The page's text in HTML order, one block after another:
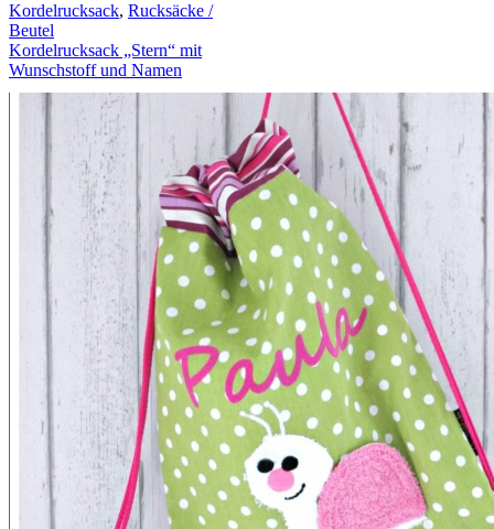
Kordelrucksack, Rucksäcke /
Beutel
Kordelrucksack „Stern“ mit
Wunschstoff und Namen